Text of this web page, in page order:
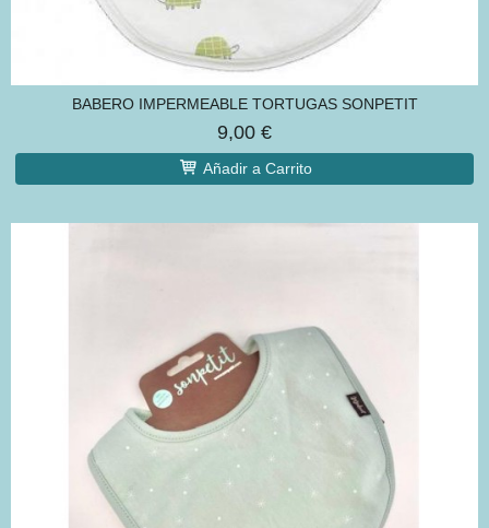
BABERO IMPERMEABLE TORTUGAS SONPETIT
9,00 €
Añadir a Carrito